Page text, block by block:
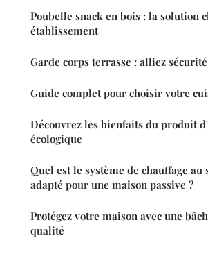
Poubelle snack en bois : la solution
établissement
Garde corps terrasse : alliez
Guide complet pour choisir votre
Découvrez les bienfaits du produit
écologique
Quel est le système de chauffage au
adapté pour une maison passive ?
Protégez votre maison avec une
qualité